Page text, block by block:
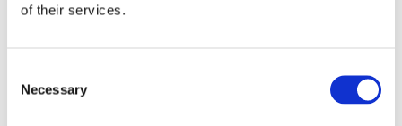
of their services.
Selection
Necessary
Bernstorffsgade 5. Der er plads til 15 personer på hvert kursus.